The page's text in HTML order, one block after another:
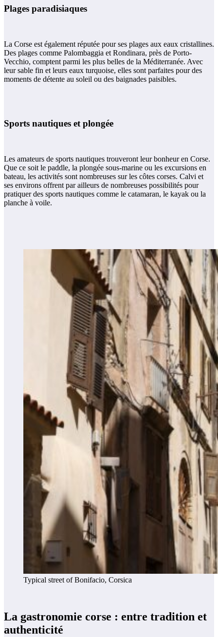
Plages paradisiaques
La Corse est également réputée pour ses plages aux eaux cristallines.
Des plages comme Palombaggia et Rondinara, près de Porto-
Vecchio, comptent parmi les plus belles de la Méditerranée. Avec
leur sable fin et leurs eaux turquoise, elles sont parfaites pour des
moments de détente au soleil ou des baignades paisibles​.
Sports nautiques et plongée
Les amateurs de sports nautiques trouveront leur bonheur en Corse.
Que ce soit le paddle, la plongée sous-marine ou les excursions en
bateau, les activités sont nombreuses sur les côtes corses. Calvi et
ses environs offrent par ailleurs de nombreuses possibilités pour
pratiquer des sports nautiques comme le catamaran, le kayak ou la
planche à voile.
Typical street of Bonifacio, Corsica
La gastronomie corse : entre tradition et
authenticité